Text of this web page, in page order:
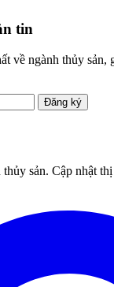
tin
về ngành thủy sản,
Đăng ký
sản. Cập nhật